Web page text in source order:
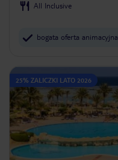
All Inclusive
bogata oferta animacyjna
25% ZALICZKI LATO 2026